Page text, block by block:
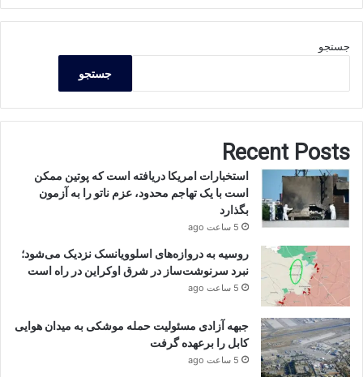
جستجو
جستجو
Recent Posts
استخبارات امریکا دریافته است که پوتین ممکن
است با یک تهاجم محدود، عزم ناتو را به آزمون
بگذارد
5 ساعت ago
روسیه به دروازه‌های اسلوویانسک نزدیک می‌شود؛
نبرد سرنوشت‌ساز در شرق اوکراین در راه است
5 ساعت ago
جبهه آزادی مسئولیت حمله موشکی به میدان هوایی
کابل را برعهده گرفت
5 ساعت ago